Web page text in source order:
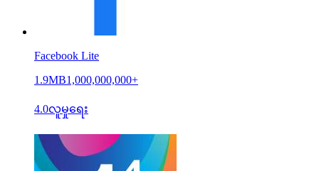
Facebook Lite
1.9MB1,000,000,000+
4.0လူမှုရေး